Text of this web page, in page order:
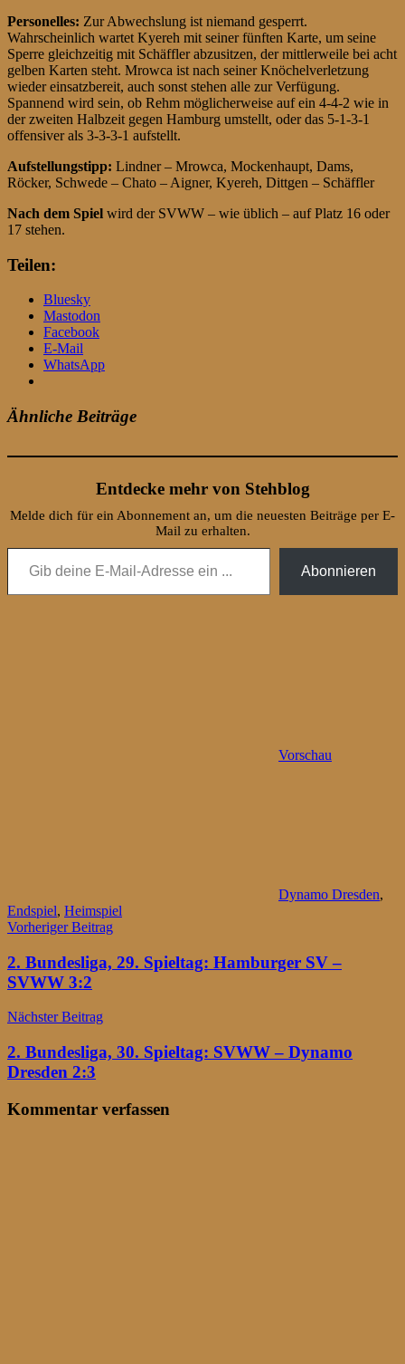
Personelles: Zur Abwechslung ist niemand gesperrt.
Wahrscheinlich wartet Kyereh mit seiner fünften Karte, um seine
Sperre gleichzeitig mit Schäffler abzusitzen, der mittlerweile bei acht
gelben Karten steht. Mrowca ist nach seiner Knöchelverletzung
wieder einsatzbereit, auch sonst stehen alle zur Verfügung.
Spannend wird sein, ob Rehm möglicherweise auf ein 4-4-2 wie in
der zweiten Halbzeit gegen Hamburg umstellt, oder das 5-1-3-1
offensiver als 3-3-3-1 aufstellt.
Aufstellungstipp: Lindner – Mrowca, Mockenhaupt, Dams,
Röcker, Schwede – Chato – Aigner, Kyereh, Dittgen – Schäffler
Nach dem Spiel wird der SVWW – wie üblich – auf Platz 16 oder
17 stehen.
Teilen:
Bluesky
Mastodon
Facebook
E-Mail
WhatsApp
Ähnliche Beiträge
Entdecke mehr von Stehblog
Melde dich für ein Abonnement an, um die neuesten Beiträge per E-
Mail zu erhalten.
Gib deine E-Mail-Adresse ein ...
Abonnieren
Vorschau
Dynamo Dresden,
Endspiel, Heimspiel
Beitragsnavigation
Vorheriger Beitrag
2. Bundesliga, 29. Spieltag: Hamburger SV –
SVWW 3:2
Nächster Beitrag
2. Bundesliga, 30. Spieltag: SVWW – Dynamo
Dresden 2:3
Kommentar verfassen